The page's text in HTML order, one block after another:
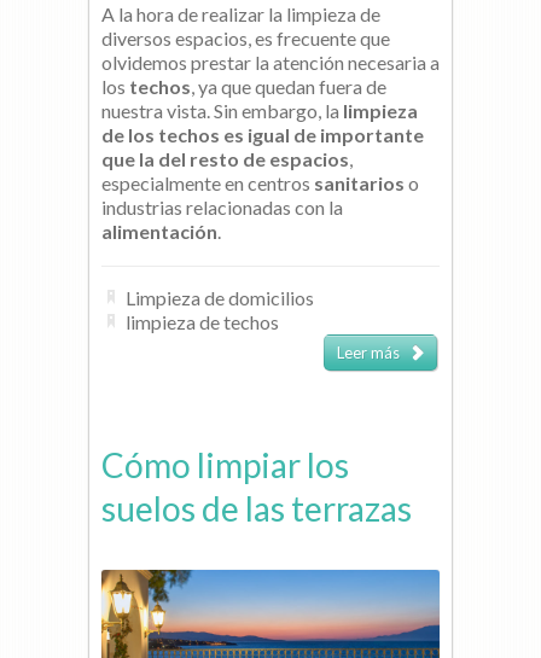
A la hora de realizar la limpieza de
diversos espacios, es frecuente que
olvidemos prestar la atención necesaria a
los techos , ya que quedan fuera de
nuestra vista. Sin embargo, la limpieza
de los techos es igual de importante
que la del resto de espacios
especialmente en centros sanitarios o
industrias relacionadas con la
alimentación
Limpieza de domicilios
limpieza de techos
Leer más
Cómo limpiar los
suelos de las terrazas